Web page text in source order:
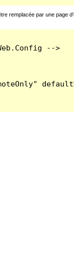
remplacée par une page
-->